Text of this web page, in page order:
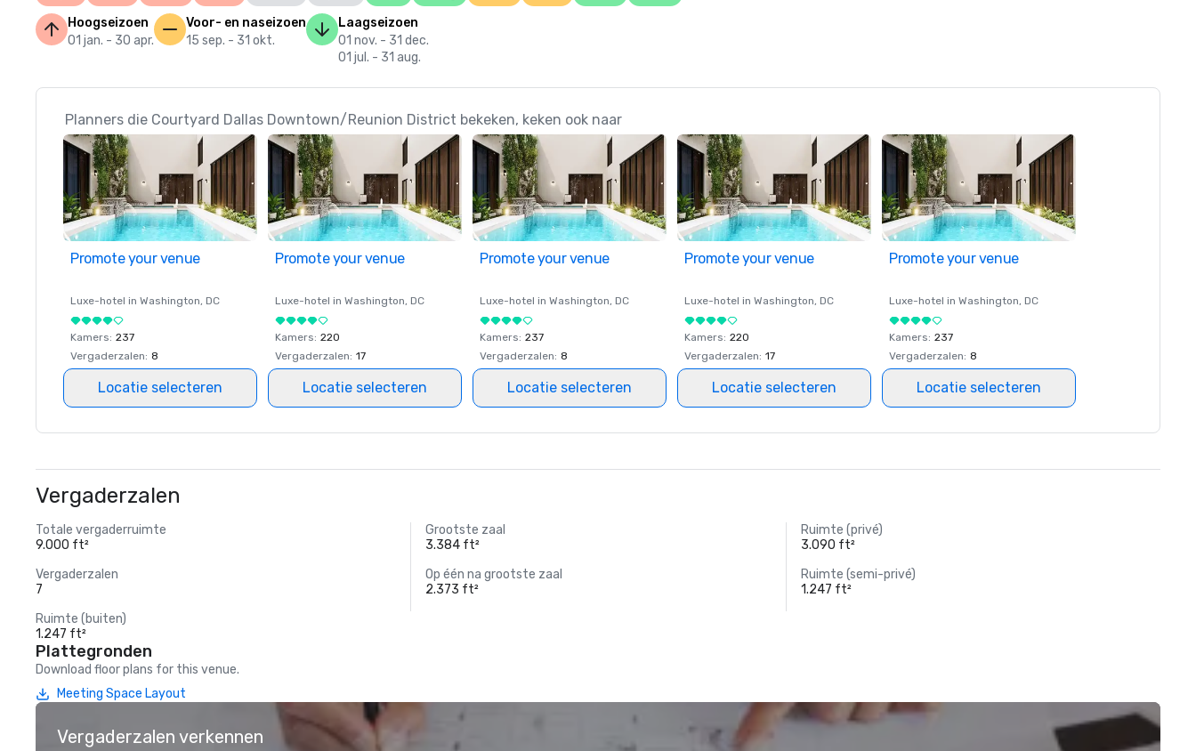
Hoogseizoen
01 jan. - 30 apr.
Voor- en naseizoen
15 sep. - 31 okt.
Laagseizoen
01 nov. - 31 dec.
01 jul. - 31 aug.
Planners die Courtyard Dallas Downtown/Reunion District bekeken, keken ook naar
Promote your venue
Luxe-hotel in Washington, DC
Kamers: 237
Vergaderzalen: 8
Locatie selecteren
Promote your venue
Luxe-hotel in Washington, DC
Kamers: 220
Vergaderzalen: 17
Locatie selecteren
Promote your venue
Luxe-hotel in Washington, DC
Kamers: 237
Vergaderzalen: 8
Locatie selecteren
Promote your venue
Luxe-hotel in Washington, DC
Kamers: 220
Vergaderzalen: 17
Locatie selecteren
Promote your venue
Luxe-hotel in Washington, DC
Kamers: 237
Vergaderzalen: 8
Locatie selecteren
Vergaderzalen
Totale vergaderruimte
9.000 ft²
Grootste zaal
3.384 ft²
Ruimte (privé)
3.090 ft²
Vergaderzalen
7
Op één na grootste zaal
2.373 ft²
Ruimte (semi-privé)
1.247 ft²
Ruimte (buiten)
1.247 ft²
Plattegronden
Download floor plans for this venue.
Meeting Space Layout
Vergaderzalen verkennen